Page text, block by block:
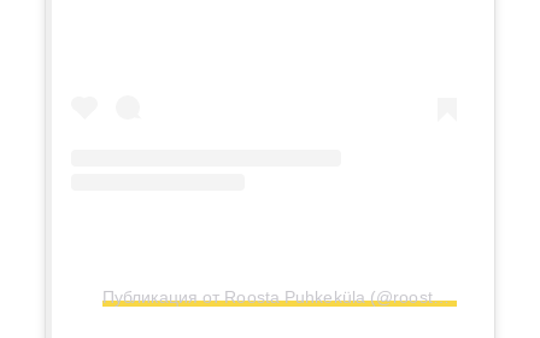
Публикация от Roosta Puhkeküla (@roostapuhkekula)